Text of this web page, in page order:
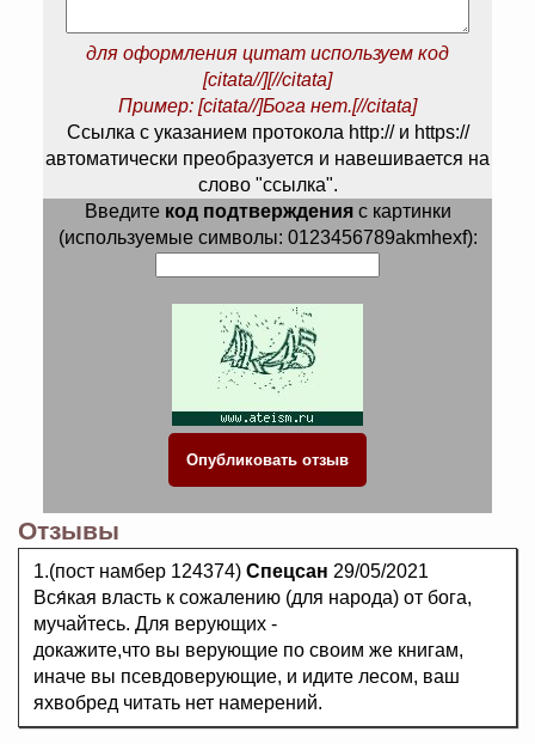
для оформления цитат используем код
[citata//][//citata]
Пример: [citata//]Бога нет.[//citata]
Ссылка с указанием протокола http:// и https://
автоматически преобразуется и навешивается на
слово "ссылка".
Введите код подтвержденияс картинки
(используемые символы: 0123456789akmhexf):
Отзывы
1.(пост намбер 124374) Спецсан 29/05/2021
Вся́кая власть к сожалению (для народа) от бога,
мучайтесь. Для верующих -
докажите,что вы верующие по своим же книгам,
иначе вы псевдоверующие, и идите лесом, ваш
яхвобред читать нет намерений.